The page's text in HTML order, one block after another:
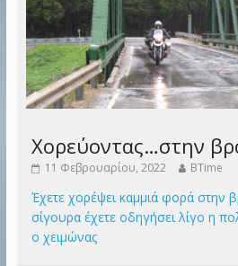
Χορεύοντας…στην
11 Φεβρουαρίου, 2022 BTime
Έχετε χορέψει καμμιά φορά στην
σίγουρα έχετε οδηγήσει λίγο η
ο χειμώνας